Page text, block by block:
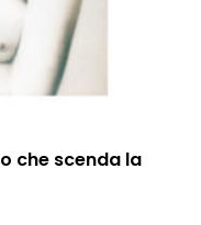
che scenda la